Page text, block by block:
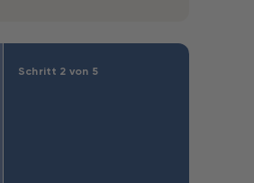
Schritt 2 von 5